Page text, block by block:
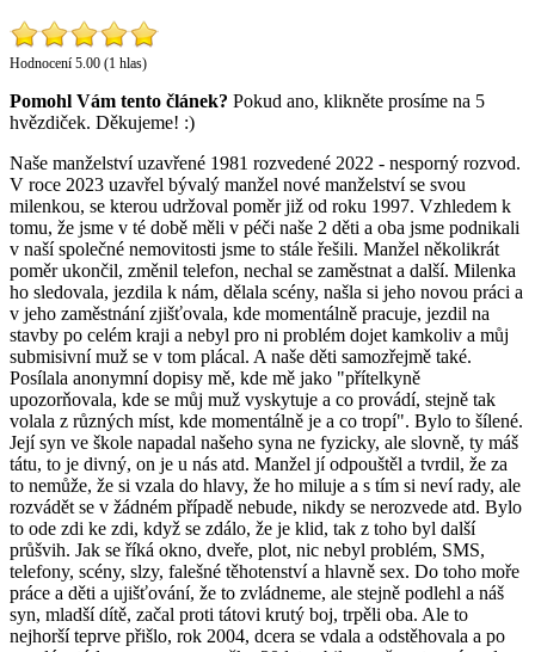
Hodnocení 5.00 (1 hlas)
Pomohl Vám tento článek? Pokud ano, klikněte prosíme na 5
hvězdiček. Děkujeme! :)
Naše manželství uzavřené 1981 rozvedené 2022 - nesporný rozvod.
V roce 2023 uzavřel bývalý manžel nové manželství se svou
milenkou, se kterou udržoval poměr již od roku 1997. Vzhledem k
tomu, že jsme v té době měli v péči naše 2 děti a oba jsme podnikali
v naší společné nemovitosti jsme to stále řešili. Manžel několikrát
poměr ukončil, změnil telefon, nechal se zaměstnat a další. Milenka
ho sledovala, jezdila k nám, dělala scény, našla si jeho novou práci a
v jeho zaměstnání zjišťovala, kde momentálně pracuje, jezdil na
stavby po celém kraji a nebyl pro ni problém dojet kamkoliv a můj
submisivní muž se v tom plácal. A naše děti samozřejmě také.
Posílala anonymní dopisy mě, kde mě jako "přítelkyně
upozorňovala, kde se můj muž vyskytuje a co provádí, stejně tak
volala z různých míst, kde momentálně je a co tropí". Bylo to šílené.
Její syn ve škole napadal našeho syna ne fyzicky, ale slovně, ty máš
tátu, to je divný, on je u nás atd. Manžel jí odpouštěl a tvrdil, že za
to nemůže, že si vzala do hlavy, že ho miluje a s tím si neví rady, ale
rozvádět se v žádném případě nebude, nikdy se nerozvede atd. Bylo
to ode zdi ke zdi, když se zdálo, že je klid, tak z toho byl další
průšvih. Jak se říká okno, dveře, plot, nic nebyl problém, SMS,
telefony, scény, slzy, falešné těhotenství a hlavně sex. Do toho moře
práce a děti a ujišťování, že to zvládneme, ale stejně podlehl a náš
syn, mladší dítě, začal proti tátovi krutý boj, trpěli oba. Ale to
nejhorší teprve přišlo, rok 2004, dcera se vdala a odstěhovala a po